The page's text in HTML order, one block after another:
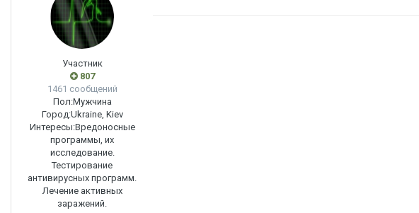
Участник
807
1461 сообщений
Пол:Мужчина
Город:Ukraine, Kiev
Интересы:Вредоносные
программы, их
исследование.
Тестирование
антивирусных программ.
Лечение активных
заражений.